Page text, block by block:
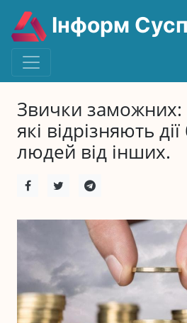
Інформ
Звички заможних:
які відрізняють
людей від інших.